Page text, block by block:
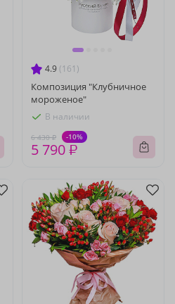
4.9 (161)
Композиция "Клубничное
мороженое"
В наличии
6 430 ₽ -10%
5 790 ₽